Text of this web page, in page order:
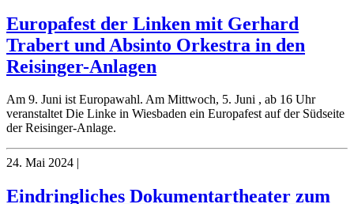
Europafest der Linken mit Gerhard
Trabert und Absinto Orkestra in den
Reisinger-Anlagen
Am 9. Juni ist Europawahl. Am Mittwoch, 5. Juni , ab 16 Uhr
veranstaltet Die Linke in Wiesbaden ein Europafest auf der Südseite
der Reisinger-Anlage.
24. Mai 2024 |
Eindringliches Dokumentartheater zum